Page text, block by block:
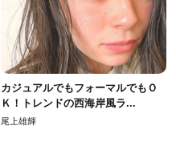
カジュアルでもフォーマルでもＯ
Ｋ！トレンドの西海岸風ラ...
尾上雄輝